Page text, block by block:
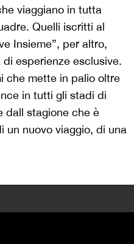
viaggiano in tutta
Quelli iscritti al
Insieme”, per altro,
esperienze esclusive.
che mette in palio oltre
in tutti gli stadi di
dall stagione che è
un nuovo viaggio, di una